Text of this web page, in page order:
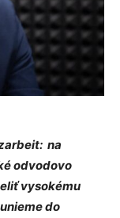
na
odvodovo
vysokému
do